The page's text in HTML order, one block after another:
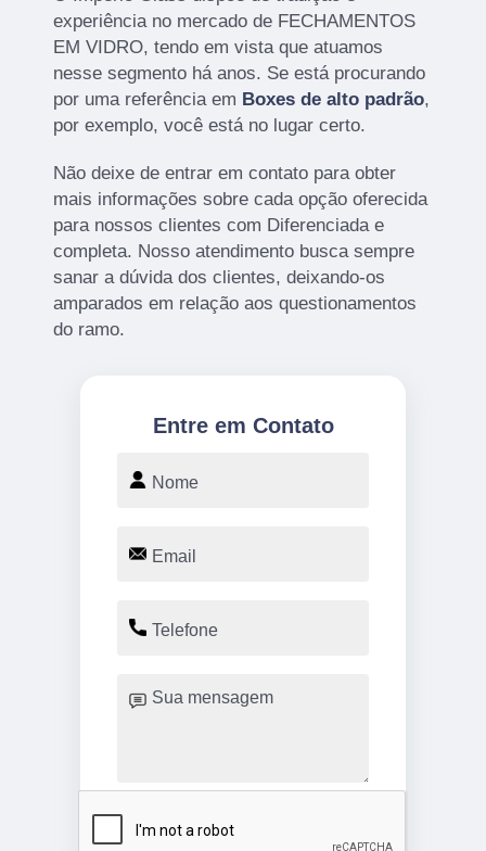
experiência no mercado de FECHAMENTOS
EM VIDRO, tendo em vista que atuamos
nesse segmento há anos. Se está procurando
por uma referência em Boxes de alto padrão,
por exemplo, você está no lugar certo.
Não deixe de entrar em contato para obter
mais informações sobre cada opção oferecida
para nossos clientes com Diferenciada e
completa. Nosso atendimento busca sempre
sanar a dúvida dos clientes, deixando-os
amparados em relação aos questionamentos
do ramo.
Entre em Contato